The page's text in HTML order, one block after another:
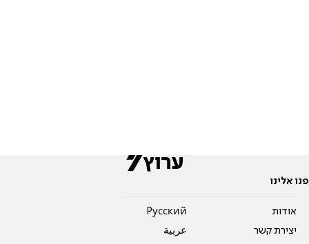
פנו אלינו
אודות
יצירת קשר
Pусский
عربية